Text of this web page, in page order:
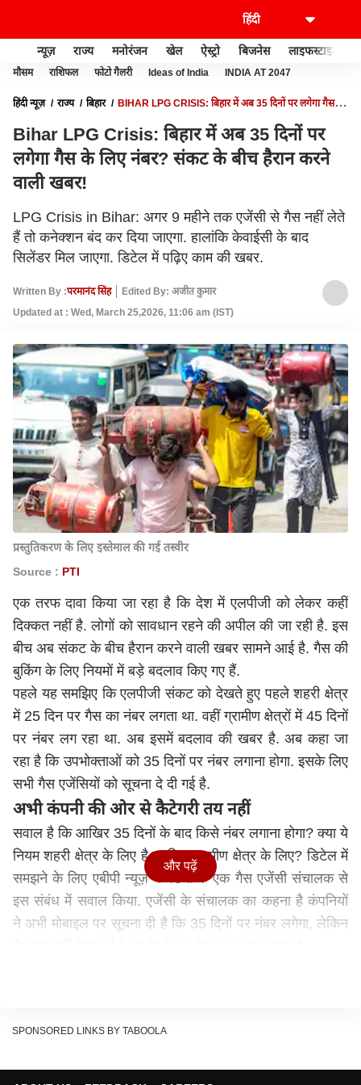
न्यूज़ राज्य मनोरंजन खेल ऐस्ट्रो बिजनेस लाइफस्टाइल
मौसम राशिफल फोटो गैलरी Ideas of India INDIA AT 2047
हिंदी न्यूज़ राज्य बिहार
BIHAR LPG CRISIS: बिहार में अब 35 दिनों पर लगेगा गैस के
Bihar LPG Crisis: बिहार में अब 35 दिनों पर
लगेगा गैस के लिए नंबर? संकट के बीच हैरान करने
वाली खबर!
LPG Crisis in Bihar: अगर 9 महीने तक एजेंसी से गैस नहीं लेते
हैं तो कनेक्शन बंद कर दिया जाएगा. हालांकि केवाईसी के बाद
सिलेंडर मिल जाएगा. डिटेल में पढ़िए काम की खबर.
Written By :परमानंद सिंह
Edited By: अजीत कुमार
Updated at : Wed, March 25,2026, 11:06 am (IST)
प्रस्तुतिकरण के लिए इस्तेमाल की गई तस्वीर
Source : PTI
एक तरफ दावा किया जा रहा है कि देश में एलपीजी को लेकर कहीं
दिक्कत नहीं है. लोगों को सावधान रहने की अपील की जा रही है. इस
बीच अब संकट के बीच हैरान करने वाली खबर सामने आई है. गैस की
बुकिंग के लिए नियमों में बड़े बदलाव किए गए हैं.
पहले यह समझिए कि एलपीजी संकट को देखते हुए पहले शहरी क्षेत्र
में 25 दिन पर गैस का नंबर लगता था. वहीं ग्रामीण क्षेत्रों में 45 दिनों
पर नंबर लग रहा था. अब इसमें बदलाव की खबर है. अब कहा जा
रहा है कि उपभोक्ताओं को 35 दिनों पर नंबर लगाना होगा. इसके लिए
सभी गैस एजेंसियों को सूचना दे दी गई है.
अभी कंपनी की ओर से कैटेगरी तय नहीं
सवाल है कि आखिर 35 दिनों के बाद किसे नंबर लगाना होगा? क्या ये
नियम शहरी क्षेत्र के लिए है या फिर ग्रामीण क्षेत्र के लिए? डिटेल में
समझने के लिए एबीपी न्यूज़ ने पटना के एक गैस एजेंसी संचालक से
इस संबंध में सवाल किया. एजेंसी के संचालक का कहना है कंपनियों
ने अभी मोबाइल पर सूचना दी है कि 35 दिनों पर नंबर लगेगा, लेकिन
और पढ़ें
SPONSORED LINKS BY TABOOLA